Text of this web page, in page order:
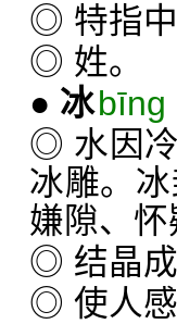
◎ 特指中
◎ 姓。
● 冰bīng
◎ 水因
冰雕。
嫌隙、
◎ 结晶成
◎ 使人